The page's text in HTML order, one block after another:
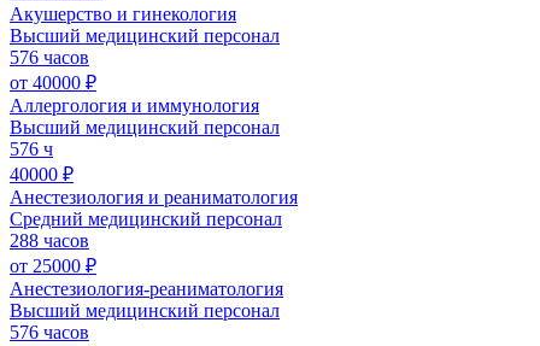
Акушерство и гинекология
Высший медицинский персонал
576 часов
от 40000 ₽
Аллергология и иммунология
Высший медицинский персонал
576 ч
40000 ₽
Анестезиология и реаниматология
Средний медицинский персонал
288 часов
от 25000 ₽
Анестезиология-реаниматология
Высший медицинский персонал
576 часов